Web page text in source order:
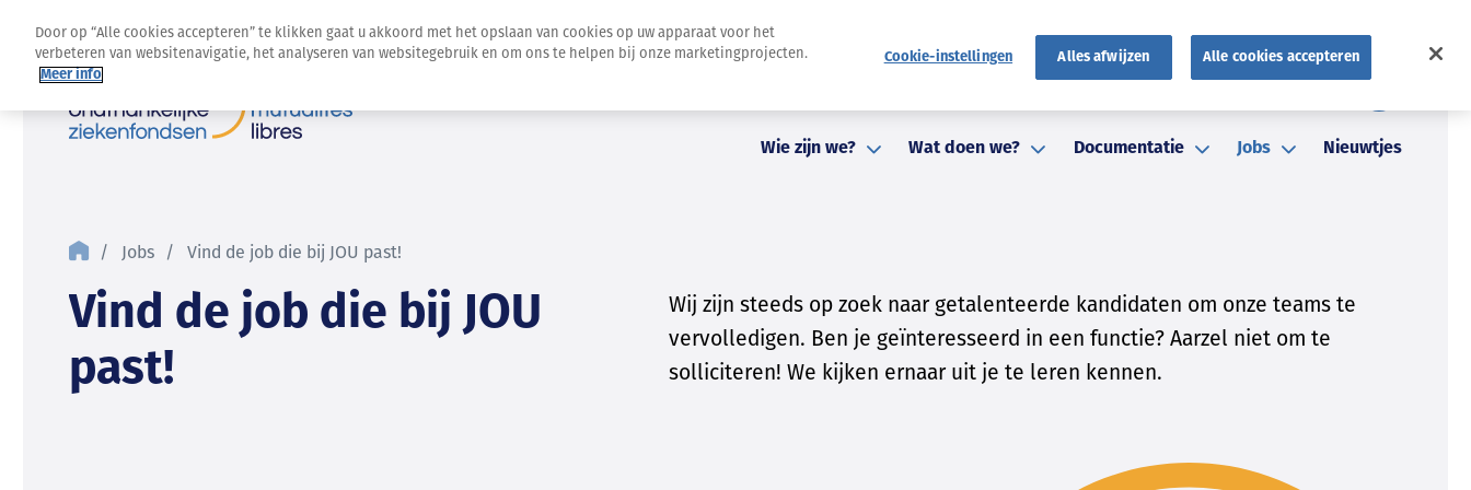
Wie zijn we? Wat doen we? Documentatie Jobs Nieuwtjes
Jobs Vind de job die bij JOU past!
Vind de job die bij JOU
past!
Wij zijn steeds op zoek naar getalenteerde kandidaten om onze teams te
vervolledigen. Ben je geïnteresseerd in een functie? Aarzel niet om te
solliciteren! We kijken ernaar uit je te leren kennen.
Door op “Alle cookies accepteren” te klikken gaat u akkoord met het opslaan van cookies op uw apparaat voor het
verbeteren van websitenavigatie, het analyseren van websitegebruik en om ons te helpen bij onze marketingprojecten.
Meer info
Cookie-instellingen Alles afwijzen Alle cookies accepteren